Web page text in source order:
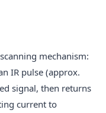
mechanism:
IR pulse (approx.
signal, then returns
current to